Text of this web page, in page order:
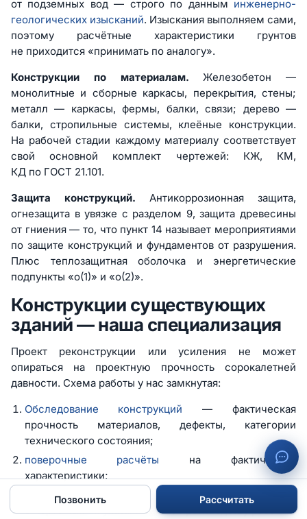
от подземных вод — строго по данным инженерно-
геологических изысканий. Изыскания выполняем сами,
поэтому расчётные характеристики грунтов
не приходится «принимать по аналогу».
Конструкции по материалам. Железобетон —
монолитные и сборные каркасы, перекрытия, стены;
металл — каркасы, фермы, балки, связи; дерево —
балки, стропильные системы, клеёные конструкции.
На рабочей стадии каждому материалу соответствует
свой основной комплект чертежей: КЖ, КМ,
КД по ГОСТ 21.101.
Защита конструкций. Антикоррозионная защита,
огнезащита в увязке с разделом 9, защита древесины
от гниения — то, что пункт 14 называет мероприятиями
по защите конструкций и фундаментов от разрушения.
Плюс теплозащитная оболочка и энергетические
подпункты «о(1)» и «о(2)».
Конструкции существующих
зданий — наша специализация
Проект реконструкции или усиления не может
опираться на проектную прочность сорокалетней
давности. Схема работы у нас замкнутая:
Обследование конструкций — фактическая
прочность материалов, дефекты, категории
технического состояния;
поверочные расчёты на фактические
характеристики;
проект усиления или восстановления —
с чертежами и указаниями по производству работ.
Позвонить Рассчитать